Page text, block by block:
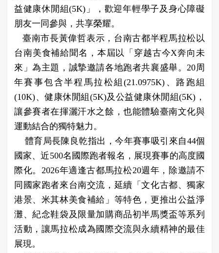
益健康休閒組(5K)」，歡迎年輕學子及身心障礙
朋友一同參與，共享榮耀。
臺南市長黃偉哲表示，台南古都半程馬拉松以
台南美食補給聞名，本屆以「穿越古今X奔向未
來」為主題，誠摯邀請各地跑者共襄盛舉。20周
年賽事包含半程馬拉松組(21.0975K)、路跑組
(10K)、健康休閒組(5K)及公益健康休閒組(5K)，
讓參賽者在揮灑汗水之餘，也能體驗臺南文化與
運動結合的獨特魅力。
體育局長陳良乾指出，今年賽事吸引來自44個
國家、近500名國際跑者報名，展現賽事的高度國
際化。2026年適逢古都馬拉松20週年，除邀請不
同國家跑者來台南交流，延續「文化古都、獨家
港景、米其林美食補給」等特色，更推出公益淨
灘、紀念鞋袋及限量加購商品初半馬獎盃等系列
活動，讓馬拉松成為國際交流與永續精神的最佳
展現。